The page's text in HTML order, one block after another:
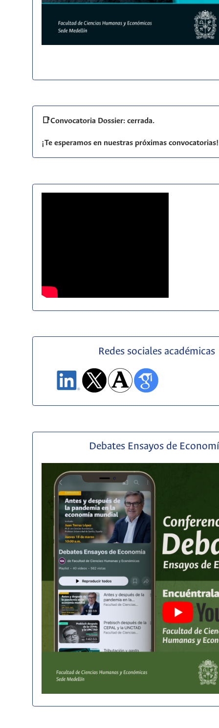
📑Convocatoria Dossier: cerrada.
¡Te esperamos en nuestras próximas
Redes sociales académicas
Debates Ensayos de